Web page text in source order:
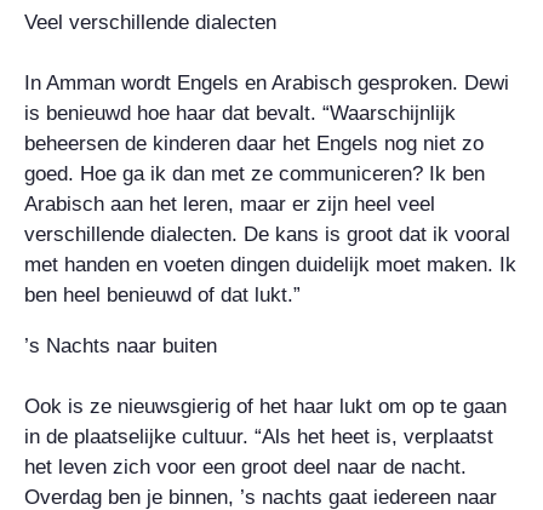
Veel verschillende dialecten
In Amman wordt Engels en Arabisch gesproken. Dewi
is benieuwd hoe haar dat bevalt. “Waarschijnlijk
beheersen de kinderen daar het Engels nog niet zo
goed. Hoe ga ik dan met ze communiceren? Ik ben
Arabisch aan het leren, maar er zijn heel veel
verschillende dialecten. De kans is groot dat ik vooral
met handen en voeten dingen duidelijk moet maken. Ik
ben heel benieuwd of dat lukt.”
’s Nachts naar buiten
Ook is ze nieuwsgierig of het haar lukt om op te gaan
in de plaatselijke cultuur. “Als het heet is, verplaatst
het leven zich voor een groot deel naar de nacht.
Overdag ben je binnen, ’s nachts gaat iedereen naar